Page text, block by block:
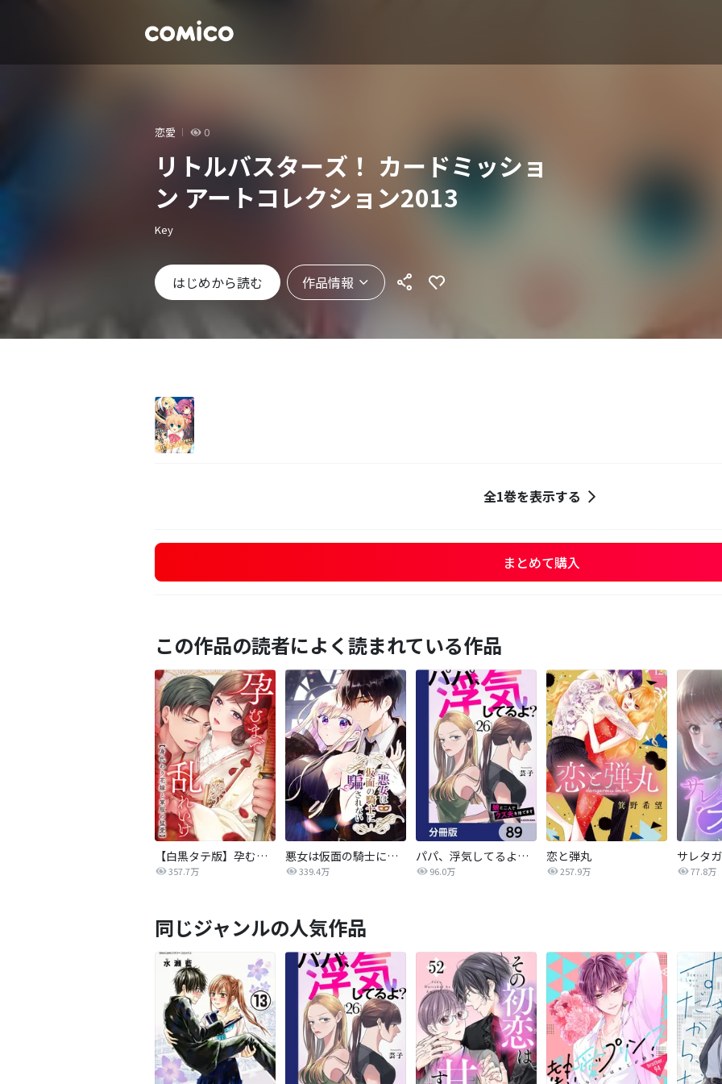
恋愛 0
リトルバスターズ！ カードミッショ
ン アートコレクション2013
Key
はじめから読む 作品情報
全1巻を表示する
まとめて購入
この作品の読者によく読まれている作品
【白黒タテ版】孕むまで乱れいけ～身代わり花嫁と軍服の猛愛
357.7万
悪女は仮面の騎士に騙されない
339.4万
パパ、浮気してるよ？娘と二人でクズ夫を捨てます【分冊版】
96.0万
恋と弾丸
257.9万 77.8万
同じジャンルの人気作品